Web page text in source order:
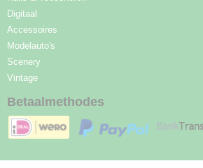
Digitaal
Accessoires
Modelauto's
Scenery
Vintage
Betaalmethodes